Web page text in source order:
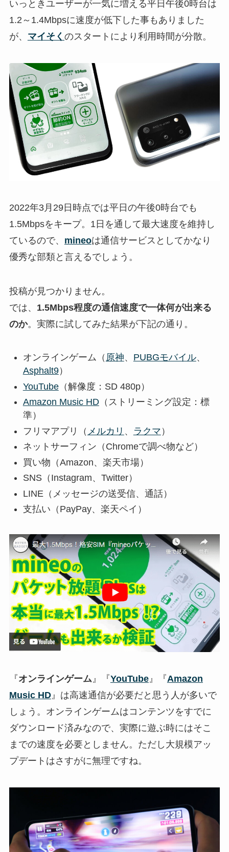
いっときユーザーが一気に増える平日午後0時台は
1.2～1.4Mbpsに速度が低下した事もありました
が、 マイそく のスタートにより利用時間が分散。
2022年3月29日時点では平日の午後0時台でも
1.5Mbpsをキープ。1日を通して最大速度を維持し
ているので、 mineoは通信サービスとしてかなり
優秀な部類と言えるでしょう。
投稿が見つかりません。
では、 1.5Mbps程度の通信速度で一体何が出来る
のか。実際に試してみた結果が下記の通り。
オンラインゲーム（ 原神、 PUBGモバイル、
Asphalt9）
YouTube（解像度：SD 480p）
Amazon Music HD（ストリーミング設定：標
準）
フリマアプリ（ メルカリ 、 ラクマ ）
ネットサーフィン（Chromeで調べ物など）
買い物（Amazon、楽天市場）
SNS（Instagram、Twitter）
LINE（メッセージの送受信、通話）
支払い（PayPay、楽天ペイ）
『オンラインゲーム』『YouTube』『Amazon
Music HD』は高速通信が必要だと思う人が多いで
しょう。オンラインゲームはコンテンツをすでに
ダウンロード済みなので、実際に遊ぶ時にはそこ
までの速度を必要としません。ただし大規模アッ
プデートはさすがに無理ですね。